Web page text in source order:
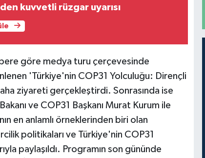
kuvvetli rüzgar uyarısı
göre medya turu çerçevesinde
'Türkiye'nin COP31 Yolculuğu: Dirençli
ziyareti gerçekleştirdi. Sonrasında ise
ve COP31 Başkanı Murat Kurum ile
en anlamlı örneklerinden biri olan
politikaları ve Türkiye'nin COP31
paylaşıldı. Programın son gününde